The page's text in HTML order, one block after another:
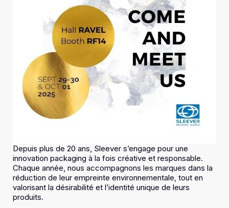
Depuis plus de 20 ans, Sleever s’engage pour une
innovation packaging à la fois créative et responsable.
Chaque année, nous accompagnons les marques dans la
réduction de leur empreinte environnementale, tout en
valorisant la désirabilité et l’identité unique de leurs
produits.